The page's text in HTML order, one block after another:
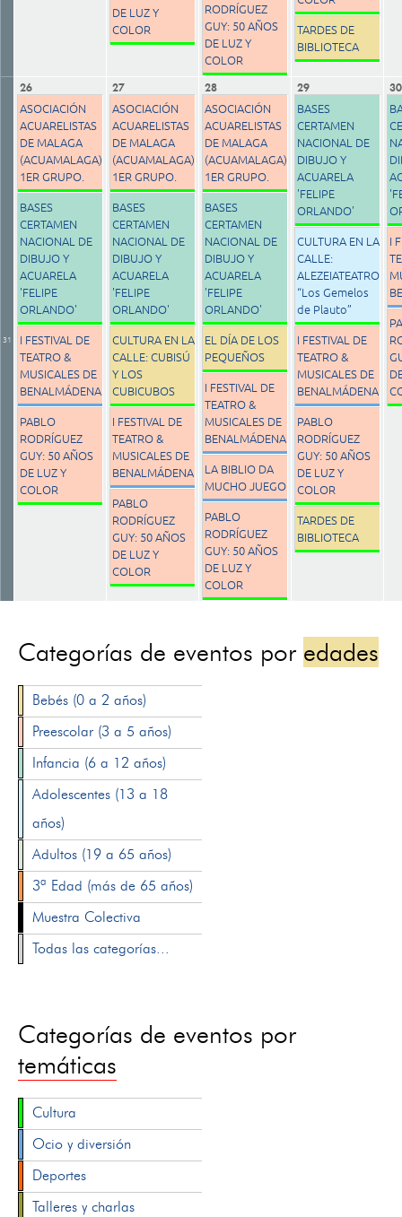
DE LUZ Y
COLOR
RODRÍGUEZ
GUY: 50 AÑOS
DE LUZ Y
COLOR
TARDES DE
BIBLIOTECA
31
26
ASOCIACIÓN
ACUARELISTAS
DE MALAGA
(ACUAMALAGA)
1ER GRUPO.
BASES
CERTAMEN
NACIONAL DE
DIBUJO Y
ACUARELA
'FELIPE
ORLANDO'
I FESTIVAL DE
TEATRO &
MUSICALES DE
BENALMÁDENA
PABLO
RODRÍGUEZ
GUY: 50 AÑOS
DE LUZ Y
COLOR
27
ASOCIACIÓN
ACUARELISTAS
DE MALAGA
(ACUAMALAGA)
1ER GRUPO.
BASES
CERTAMEN
NACIONAL DE
DIBUJO Y
ACUARELA
'FELIPE
ORLANDO'
CULTURA EN LA
CALLE: CUBISÚ
Y LOS
CUBICUBOS
I FESTIVAL DE
TEATRO &
MUSICALES DE
BENALMÁDENA
PABLO
RODRÍGUEZ
GUY: 50 AÑOS
DE LUZ Y
COLOR
28
ASOCIACIÓN
ACUARELISTAS
DE MALAGA
(ACUAMALAGA)
1ER GRUPO.
BASES
CERTAMEN
NACIONAL DE
DIBUJO Y
ACUARELA
'FELIPE
ORLANDO'
EL DÍA DE LOS
PEQUEÑOS
I FESTIVAL DE
TEATRO &
MUSICALES DE
BENALMÁDENA
LA BIBLIO DA
MUCHO JUEGO
PABLO
RODRÍGUEZ
GUY: 50 AÑOS
DE LUZ Y
COLOR
29
BASES
CERTAMEN
NACIONAL DE
DIBUJO Y
ACUARELA
'FELIPE
ORLANDO'
CULTURA EN LA
CALLE:
ALEZEIATEATRO
“Los Gemelos
de Plauto”
I FESTIVAL DE
TEATRO &
MUSICALES DE
BENALMÁDENA
PABLO
RODRÍGUEZ
GUY: 50 AÑOS
DE LUZ Y
COLOR
TARDES DE
BIBLIOTECA
30
I
Categorías de eventos por edades
Bebés (0 a 2 años)
Preescolar (3 a 5 años)
Infancia (6 a 12 años)
Adolescentes (13 a 18
años)
Adultos (19 a 65 años)
3ª Edad (más de 65 años)
Muestra Colectiva
Todas las categorías...
Categorías de eventos por
temáticas
Cultura
Ocio y diversión
Deportes
Talleres y charlas